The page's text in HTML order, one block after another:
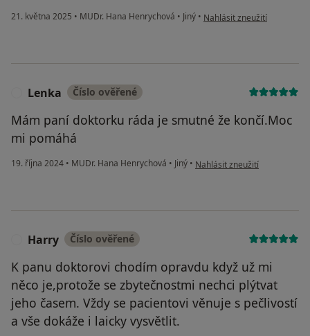
21. května 2025 • MUDr. Hana Henrychová • Jiný • podle názoru uživatele
Nahlásit zneužití
Lenka Číslo ověřené
Mám paní doktorku ráda je smutné že končí.Moc
mi pomáhá
19. října 2024 • MUDr. Hana Henrychová • Jiný • podle názoru uživatele Lenka
Nahlásit zneužití
Harry Číslo ověřené
K panu doktorovi chodím opravdu když už mi
něco je,protože se zbytečnostmi nechci plýtvat
jeho časem. Vždy se pacientovi věnuje s pečlivostí
a vše dokáže i laicky vysvětlit.